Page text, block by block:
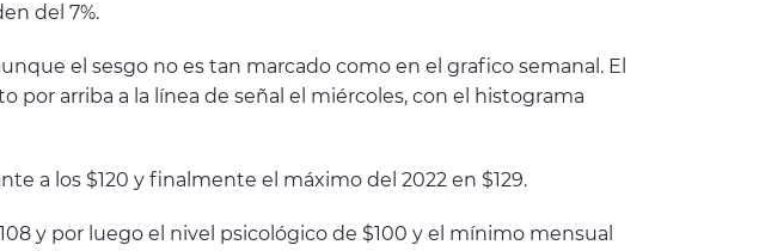
del 7%.
el sesgo no es tan marcado como en el grafico semanal. El
por arriba a la línea de señal el miércoles, con el histograma
a los $120 y finalmente el máximo del 2022 en $129.
y por luego el nivel psicológico de $100 y el mínimo mensual